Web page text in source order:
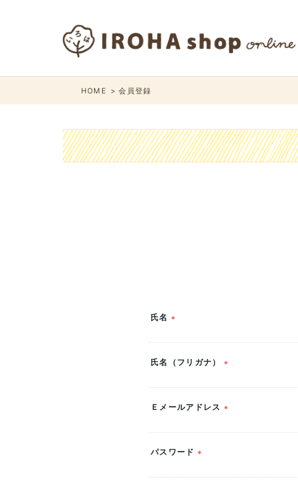
HOME 会員登録
氏名
氏名（フリガナ）
Ｅメールアドレス
パスワード